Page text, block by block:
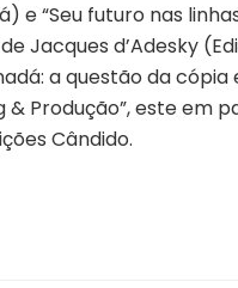
“Seu futuro nas
Jacques d’Adesky
a questão da
Produção”, este em
Cândido.